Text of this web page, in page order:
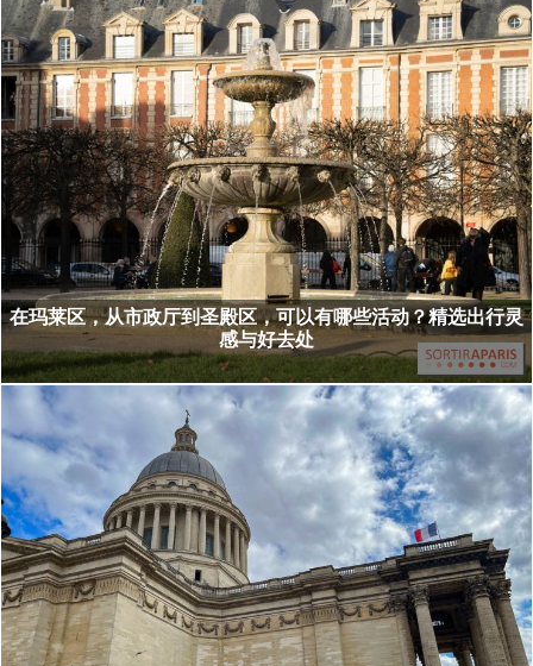
在玛莱区，从市政厅到圣殿区，可以有哪些活动？精选出行灵
感与好去处